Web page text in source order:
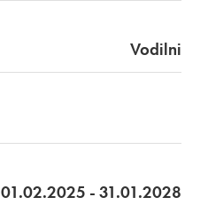
Vodilni
01.02.2025 - 31.01.2028